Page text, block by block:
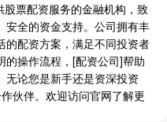
票配资服务的金融机构，致
安全的资金支持。公司拥有丰
的配资方案，满足不同投资者
的操作流程，[配资公司]帮助
无论您是新手还是资深投资
伙伴。欢迎访问官网了解更